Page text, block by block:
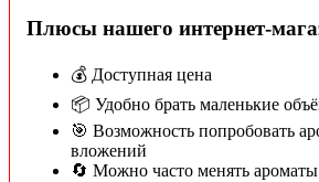
Плюсы нашего интернет-
💰 Доступная цена
📦 Удобно брать маленькие
🎯 Возможность попробовать
вложений
🔄 Можно часто менять ароматы